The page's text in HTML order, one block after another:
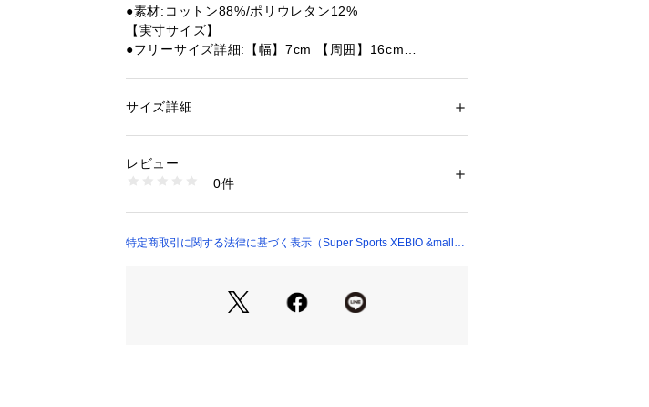
●素材:コットン88%/ポリウレタン12%
【実寸サイズ】
●フリーサイズ詳細:【幅】7cm 【周囲】16cm
●2個入
※弊社独自の採寸・計量方法により計測を行っておりま
すため、多少の誤差が生じる場合があります。
※ブラウザやお使いのモニター環境により、掲載画像と
いて、予告なく変更することがあります。あらかじめご
了承ください。2026年春夏モデル 2026ssmodel オーク
性別：レディース
1540000478501
サイズ詳細
レビュー
0件
特定商取引に関する法律に基づく表示（Super Sports XEBIO &mall